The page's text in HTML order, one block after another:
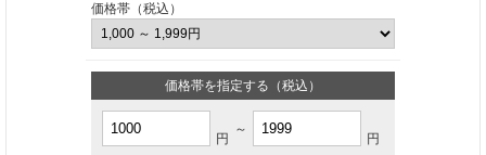
価格帯（税込）
価格帯を指定する（税込）
円
～
円